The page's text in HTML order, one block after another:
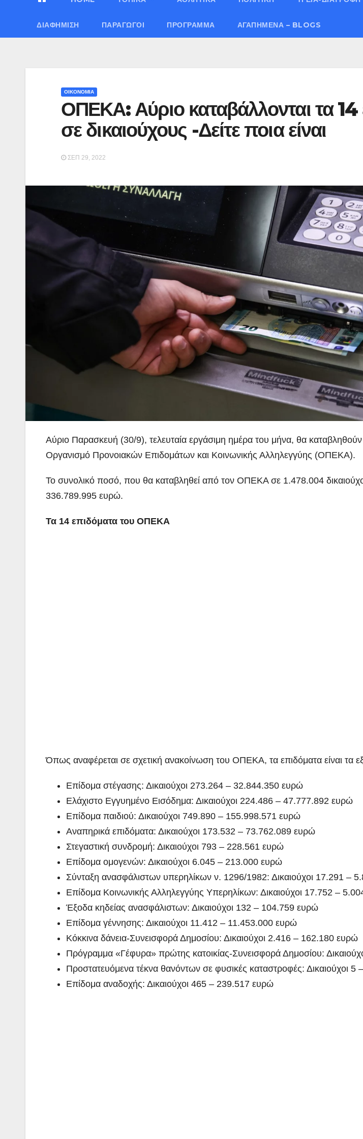
ΔΙΑΦΉΜΙΣΗ ΠΑΡΑΓΩΓΟΊ ΠΡΌΓΡΑΜΜΑ ΑΓΑΠΗΜΈΝΑ – BLOGS
ΟΙΚΟΝΟΜΙΑ
ΟΠΕΚΑ: Αύριο καταβάλλονται τα 14
σε δικαιούχους -Δείτε ποια είναι
ΣΕΠ 29, 2022
Αύριο Παρασκευή (30/9), τελευταία εργάσιμη ημέρα του μήνα, θα
Οργανισμό Προνοιακών Επιδομάτων και Κοινωνικής Αλληλεγγύης (ΟΠΕΚΑ).
Το συνολικό ποσό, που θα καταβληθεί από τον ΟΠΕΚΑ σε 1.478.004
336.789.995 ευρώ.
Τα 14 επιδόματα του ΟΠΕΚΑ
Όπως αναφέρεται σε σχετική ανακοίνωση του ΟΠΕΚΑ, τα επιδόματα είναι τα
Επίδομα στέγασης: Δικαιούχοι 273.264 – 32.844.350 ευρώ
Ελάχιστο Εγγυημένο Εισόδημα: Δικαιούχοι 224.486 – 47.777.892 ευρώ
Επίδομα παιδιού: Δικαιούχοι 749.890 – 155.998.571 ευρώ
Αναπηρικά επιδόματα: Δικαιούχοι 173.532 – 73.762.089 ευρώ
Στεγαστική συνδρομή: Δικαιούχοι 793 – 228.561 ευρώ
Επίδομα ομογενών: Δικαιούχοι 6.045 – 213.000 ευρώ
Σύνταξη ανασφάλιστων υπερηλίκων ν. 1296/1982: Δικαιούχοι 17.291 –
Επίδομα Κοινωνικής Αλληλεγγύης Υπερηλίκων: Δικαιούχοι 17.752 –
Έξοδα κηδείας ανασφάλιστων: Δικαιούχοι 132 – 104.759 ευρώ
Επίδομα γέννησης: Δικαιούχοι 11.412 – 11.453.000 ευρώ
Κόκκινα δάνεια-Συνεισφορά Δημοσίου: Δικαιούχοι 2.416 – 162.180 ευρώ
Πρόγραμμα «Γέφυρα» πρώτης κατοικίας-Συνεισφορά Δημοσίου:
Προστατευόμενα τέκνα θανόντων σε φυσικές καταστροφές: Δικαιούχοι
Επίδομα αναδοχής: Δικαιούχοι 465 – 239.517 ευρώ